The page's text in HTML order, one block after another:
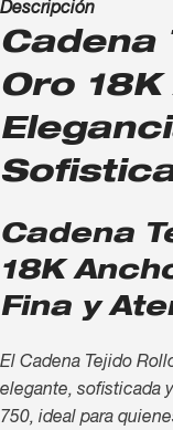
Descripción
Cadena
Oro 18K
Cadena
18K
Fina y
El Cadena Tejido
elegante, sofisticada
750, ideal para